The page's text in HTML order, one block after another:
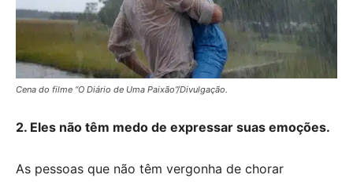
Cena do filme “O Diário de Uma Paixão”/Divulgação.
2. Eles não têm medo de expressar suas emoções.
As pessoas que não têm vergonha de chorar